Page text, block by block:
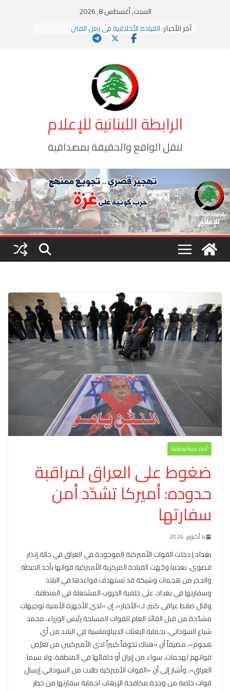
السبت, أغسطس 8, 2026
آخر الأخبار:القيادة الأخلاقية في زمن الفتن
الاستلاب الثقافي وتحديات الهوية الإسلامية
يومَ يَفيضُ العَرَقُ
الرابطة اللبنانية للإعلام
لنقل الواقع والحقيقة بمصداقية
أخبار عربية ودولية
ضغوط على العراق لمراقبة
حدوده: أميركا تشدّد أمن
سفارتها
4 أكتوبر، 2024
بغداد| دخلت القوات الأميركية الموجودة في العراق في حالة إنذار
قصوى، بعدما وجّهت القيادة المركزية الأميركية قواتها بأخذ الحيطة
والحذر من هجمات وشيكة قد تستهدف قواعدها في البلاد
وسفارتها في بغداد، على خلفية الحروب المشتعلة في المنطقة.
وقال ضابط عراقي كبير، لـ«الأخبار»، إن «لدى الأجهزة الأمنية توجيهات
مشدّدة من قبل القائد العام للقوات المسلحة رئيس الوزراء، محمد
شياع السوداني، بحماية البعثات الديبلوماسية في البلاد من أي
هجوم»، مضيفاً أن «هناك تخوفاً كبيراً لدى الأميركيين من تعرّض
قواتهم لهجمات، سواء من إيران أو حلفائها في المنطقة، ولا سيما
العراق». وأشار إلى أن «القوات الأميركية طلبت من السوداني إرسال
قوات خاصة من وحدة مكافحة الإرهاب لحماية سفارتها من خطر